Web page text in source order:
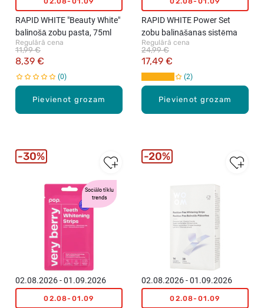
Pievienot grozam
RAPID WHITE "Beauty White"
balinošā zobu pasta, 75ml
Regulārā cena
8,39 €
11,99 €
0
Pievienot grozam
RAPID WHITE Power Set
zobu balināšanas sistēma
Regulārā cena
17,49 €
24,99 €
2
Sociālo tīklu
trends
02.08.2026 - 01.09.2026
02.08-01.09
30%
02.08.2026 - 01.09.2026
02.08-01.09
20%